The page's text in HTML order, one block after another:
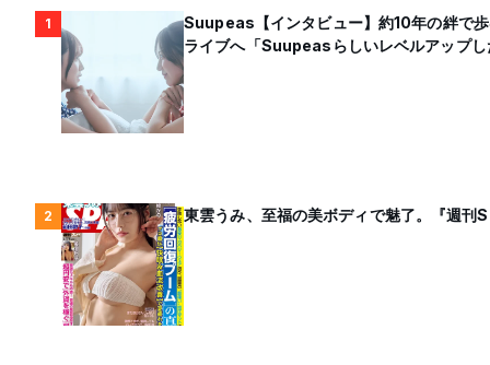
1
Suupeas【インタビュー】約10年の絆で
ライブへ「Suupeasらしいレベルアップし
2 東雲うみ、至福の美ボディで魅了。『週刊